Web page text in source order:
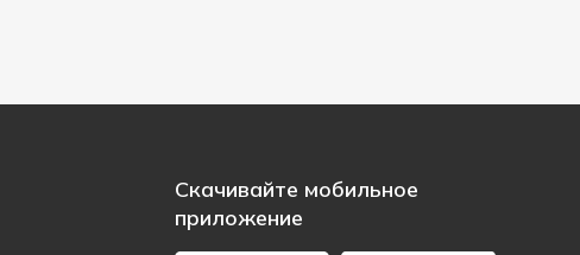
Скачивайте мобильное
приложение